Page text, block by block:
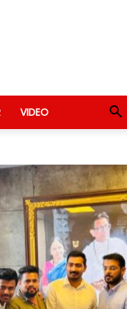
VIDEO